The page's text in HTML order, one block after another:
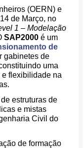
(OERN) e
de Março, no
1 – Modelação
SAP2000 é um
de
gabinetes de
uma
flexibilidade na
estruturas de
e mistas
Civil do
de formação